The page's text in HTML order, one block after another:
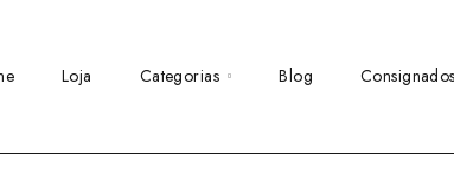
Loja Categorias Blog Consignados